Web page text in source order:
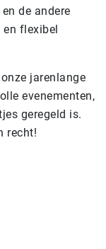
en de andere
en flexibel
jarenlange
evenementen,
geregeld is.
recht!